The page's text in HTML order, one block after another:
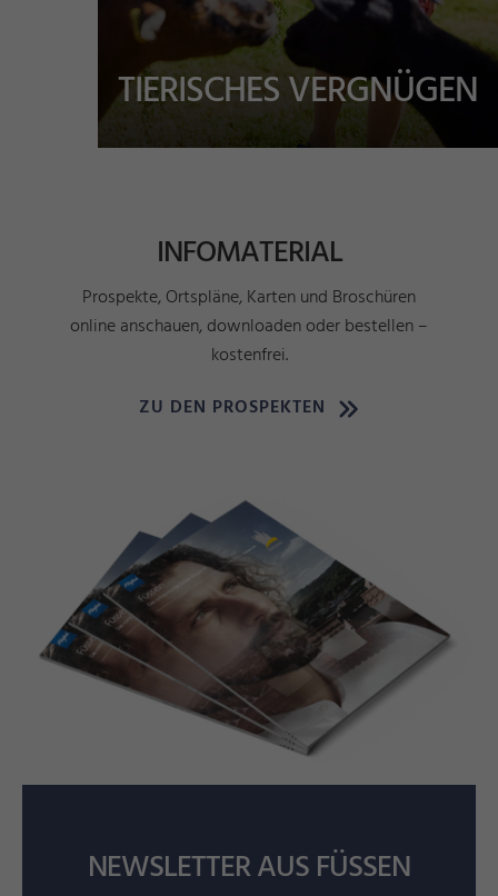
TIERISCHES VERGNÜGEN
INFOMATERIAL
Prospekte, Ortspläne, Karten und Broschüren
online anschauen, downloaden oder bestellen –
kostenfrei.
ZU DEN PROSPEKTEN
NEWSLETTER AUS FÜSSEN